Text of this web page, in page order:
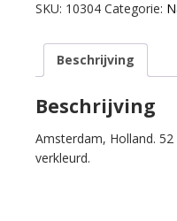
van.
aantal
SKU: 10304 Categorie:
Beschrijving
Beschrijving
Amsterdam, Holland.
verkleurd.